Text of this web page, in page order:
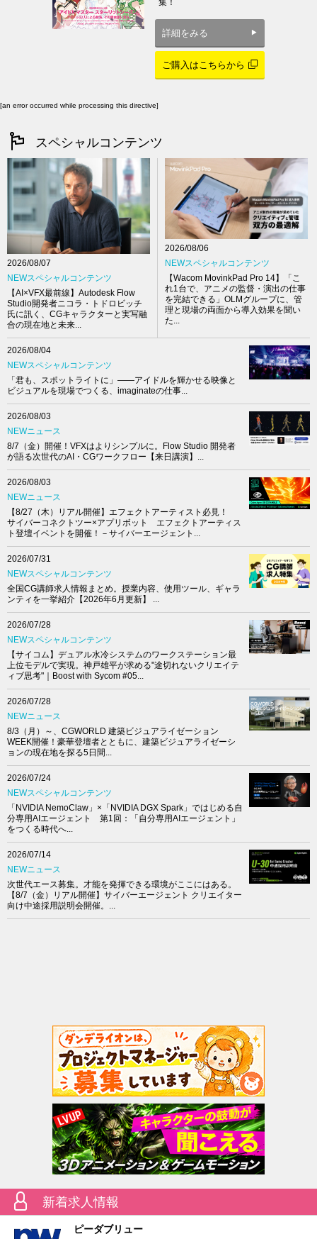
集！
詳細をみる
ご購入はこちらから
[an error occurred while processing this directive]
スペシャルコンテンツ
2026/08/07
NEWスペシャルコンテンツ
【AI×VFX最前線】Autodesk Flow
Studio開発者ニコラ・トドロビッチ
氏に訊く、CGキャラクターと実写融
合の現在地と未来...
2026/08/06
NEWスペシャルコンテンツ
【Wacom MovinkPad Pro 14】「こ
れ1台で、アニメの監督・演出の仕事
を完結できる」OLMグループに、管
理と現場の両面から導入効果を聞い
た...
2026/08/04
NEWスペシャルコンテンツ
「君も、スポットライトに」――アイドルを輝かせる映像と
ビジュアルを現場でつくる、imaginateの仕事...
2026/08/03
NEWニュース
8/7（金）開催！VFXはよりシンプルに。Flow Studio 開発者
が語る次世代のAI・CGワークフロー【来日講演】...
2026/08/03
NEWニュース
【8/27（木）リアル開催】エフェクトアーティスト必見！
サイバーコネクトツー×アプリボット エフェクトアーティス
ト登壇イベントを開催！－サイバーエージェント...
2026/07/31
NEWスペシャルコンテンツ
全国CG講師求人情報まとめ。授業内容、使用ツール、ギャラ
ンティを一挙紹介【2026年6月更新】 ...
2026/07/28
NEWスペシャルコンテンツ
【サイコム】デュアル水冷システムのワークステーション最
上位モデルで実現。神戸雄平が求める"途切れないクリエイテ
ィブ思考"｜Boost with Sycom #05...
2026/07/28
NEWニュース
8/3（月）～、CGWORLD 建築ビジュアライゼーション
WEEK開催！豪華登壇者とともに、建築ビジュアライゼーシ
ョンの現在地を探る5日間...
2026/07/24
NEWスペシャルコンテンツ
「NVIDIA NemoClaw」×「NVIDIA DGX Spark」ではじめる自
分専用AIエージェント 第1回：「自分専用AIエージェント」
をつくる時代へ...
2026/07/14
NEWニュース
次世代エース募集。才能を発揮できる環境がここにはある。
【8/7（金）リアル開催】サイバーエージェント クリエイター
向け中途採用説明会開催。...
新着求人情報
ピーダブリュー